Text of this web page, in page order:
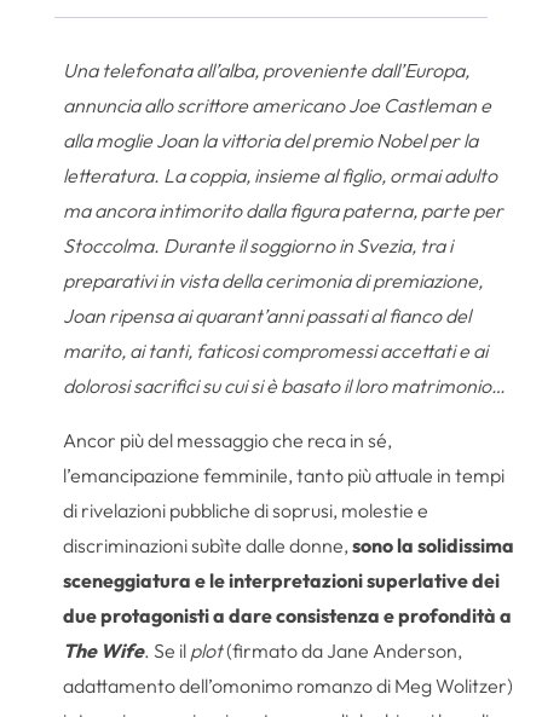
Una telefonata all’alba, proveniente dall’Europa,
annuncia allo scrittore americano Joe Castleman e
alla moglie Joan la vittoria del premio Nobel per la
letteratura. La coppia, insieme al figlio, ormai adulto
ma ancora intimorito dalla figura paterna, parte per
Stoccolma. Durante il soggiorno in Svezia, tra i
preparativi in vista della cerimonia di premiazione,
Joan ripensa ai quarant’anni passati al fianco del
marito, ai tanti, faticosi compromessi accettati e ai
dolorosi sacrifici su cui si è basato il loro matrimonio…
Ancor più del messaggio che reca in sé,
l’emancipazione femminile, tanto più attuale in tempi
di rivelazioni pubbliche di soprusi, molestie e
discriminazioni subìte dalle donne,sono la solidissima
sceneggiatura e le interpretazioni superlative dei
due protagonisti a dare consistenza e profondità a
The Wife. Se il plot(firmato da Jane Anderson,
adattamento dell’omonimo romanzo di Meg Wolitzer)